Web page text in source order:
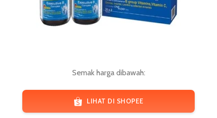
Semak harga dibawah:
LIHAT DI SHOPEE